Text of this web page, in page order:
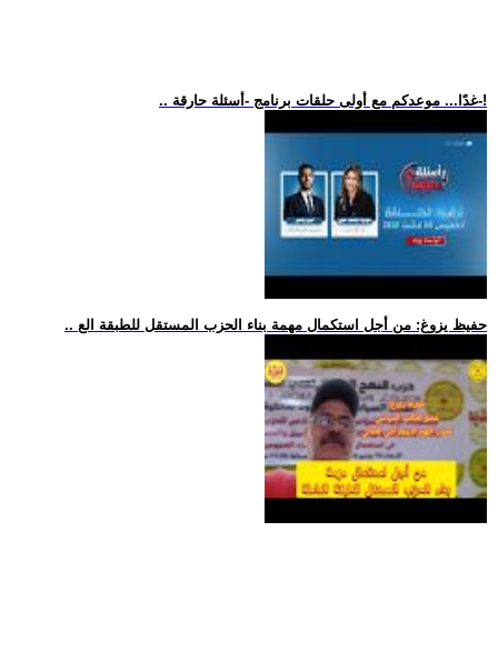
.. غدًا... موعدكم مع أولى حلقات برنامج -أسئلة حارقة-!
.. حفيظ يزوغ: من أجل استكمال مهمة بناء الحزب المستقل للطبقة الع